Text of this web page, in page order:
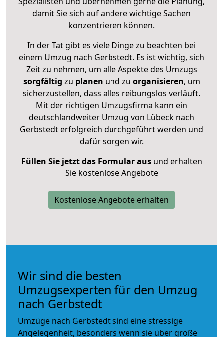
damit Sie sich auf andere wichtige Sachen
konzentrieren können.
In der Tat gibt es viele Dinge zu beachten bei
einem Umzug nach Gerbstedt. Es ist wichtig, sich
Zeit zu nehmen, um alle Aspekte des Umzugs
sorgfältig zu planen und zu organisieren, um
sicherzustellen, dass alles reibungslos verläuft.
Mit der richtigen Umzugsfirma kann ein
deutschlandweiter Umzug von Lübeck nach
Gerbstedt erfolgreich durchgeführt werden und
dafür sorgen wir.
Füllen Sie jetzt das Formular ausund erhalten
Sie kostenlose Angebote
Kostenlose Angebote erhalten
Wir sind die besten
Umzugsexperten für den Umzug
nach Gerbstedt
Umzüge nach Gerbstedt sind eine stressige
Angelegenheit, besonders wenn sie über große